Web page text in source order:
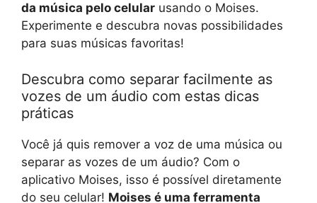
da música pelo celular usando o Moises.
Experimente e descubra novas possibilidades
para suas músicas favoritas!
Descubra como separar facilmente as
vozes de um áudio com estas dicas
práticas
Você já quis remover a voz de uma música ou
separar as vozes de um áudio? Com o
aplicativo Moises, isso é possível diretamente
do seu celular! Moises é uma ferramenta